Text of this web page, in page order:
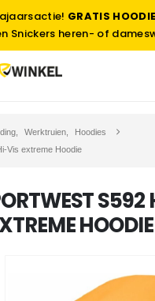
GRATIS HOODIE
Snickers heren- of
Werktruien
Hoodies
Vis extreme Hoodie
S592
HOODIE